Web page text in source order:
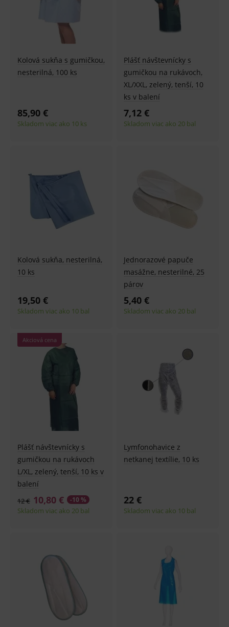
Kolová sukňa s gumičkou,
nesterilná, 100 ks
85,90 €
Skladom viac ako 10 ks
Plášť návštevnícky s
gumičkou na rukávoch,
XL/XXL, zelený, tenší, 10
ks v balení
7,12 €
Skladom viac ako 20 bal
Kolová sukňa, nesterilná,
10 ks
19,50 €
Skladom viac ako 10 bal
Jednorazové papuče
masážne, nesterilné, 25
párov
5,40 €
Skladom viac ako 20 bal
Akciová cena
Plášť návštevnícky s
gumičkou na rukávoch
L/XL, zelený, tenší, 10 ks v
balení
10,80 €
12 € -10 %
Skladom viac ako 20 bal
Lymfonohavice z
netkanej textílie, 10 ks
22 €
Skladom viac ako 10 bal